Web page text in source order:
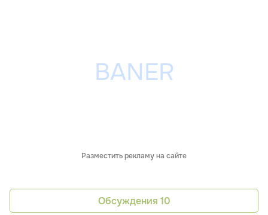
Разместить рекламу на сайте
Обсуждения 10